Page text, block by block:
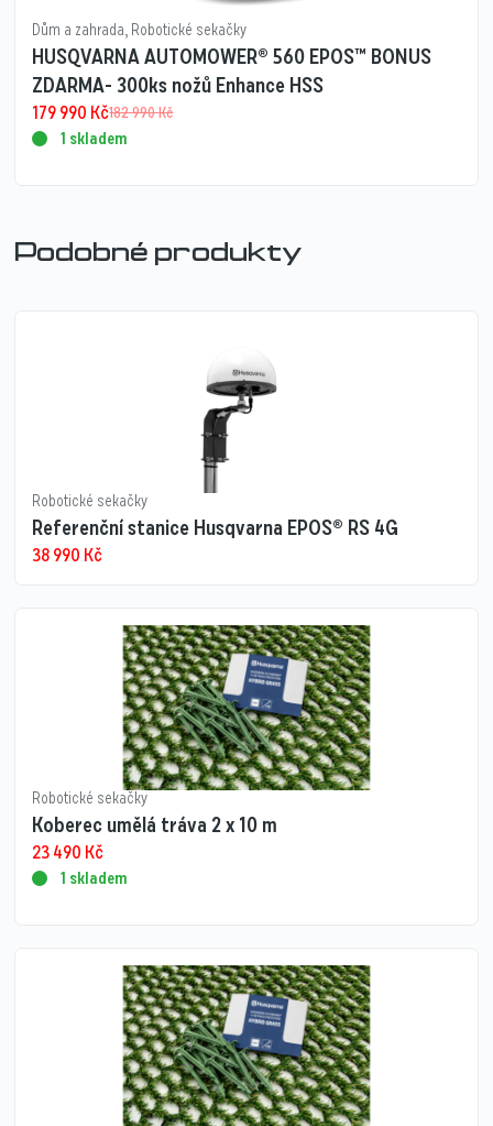
Dům a zahrada, Robotické sekačky
HUSQVARNA AUTOMOWER® 560 EPOS™ BONUS
ZDARMA- 300ks nožů Enhance HSS
182 990Kč
179 990 Kč
1 skladem
Podobné produkty
Robotické sekačky
Referenční stanice Husqvarna EPOS® RS 4G
38 990 Kč
Robotické sekačky
Koberec umělá tráva 2 x 10 m
23 490 Kč
1 skladem